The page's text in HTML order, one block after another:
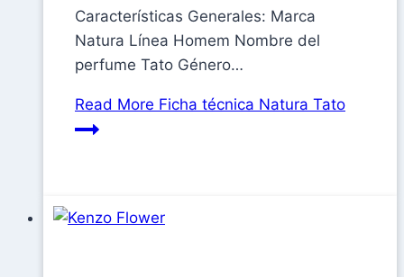
Características Generales: Marca
Natura Línea Homem Nombre del
perfume Tato Género…
Read More Ficha técnica Natura Tato